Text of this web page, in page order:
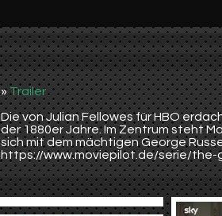
»Trailer
Die von Julian Fellowes für HBO
der 1880er Jahre. Im Zentrum steht
sich mit dem mächtigen George
https://www.moviepilot.de/serie/the-